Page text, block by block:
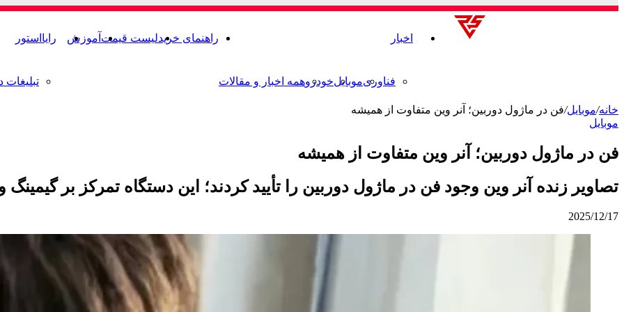
اخبار
فناوریموبایلخودروهمه اخبار و مقالات
راهنمای خریدلیست قیمت آموزش رایااستور
تبلیغات
خانه/موبایل/فن در ماژول دوربین؛ آنر وین متفاوت از همیشه
موبایل
فن در ماژول دوربین؛ آنر وین متفاوت از همیشه
تصاویر زنده آنر وین وجود فن در ماژول دوربین را تأیید کردند؛ این دستگاه تمرکز بر گیمینگ
2025/12/17